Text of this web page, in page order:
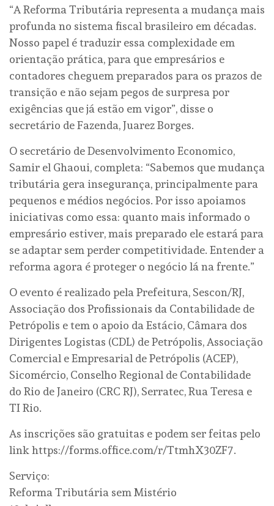
“A Reforma Tributária representa a mudança mais
profunda no sistema fiscal brasileiro em décadas.
Nosso papel é traduzir essa complexidade em
orientação prática, para que empresários e
contadores cheguem preparados para os prazos de
transição e não sejam pegos de surpresa por
exigências que já estão em vigor”, disse o
secretário de Fazenda, Juarez Borges.
O secretário de Desenvolvimento Economico,
Samir el Ghaoui, completa: “Sabemos que mudança
tributária gera insegurança, principalmente para
pequenos e médios negócios. Por isso apoiamos
iniciativas como essa: quanto mais informado o
empresário estiver, mais preparado ele estará para
se adaptar sem perder competitividade. Entender a
reforma agora é proteger o negócio lá na frente.”
O evento é realizado pela Prefeitura, Sescon/RJ,
Associação dos Profissionais da Contabilidade de
Petrópolis e tem o apoio da Estácio, Câmara dos
Dirigentes Logistas (CDL) de Petrópolis, Associação
Comercial e Empresarial de Petrópolis (ACEP),
Sicomércio, Conselho Regional de Contabilidade
do Rio de Janeiro (CRC RJ), Serratec, Rua Teresa e
TI Rio.
As inscrições são gratuitas e podem ser feitas pelo
link https://forms.office.com/r/TtmhX30ZF7.
Serviço:
Reforma Tributária sem Mistério